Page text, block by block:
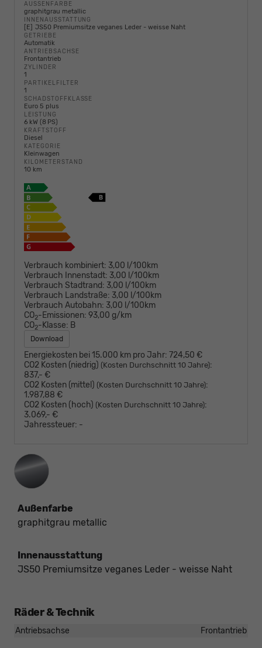
AUSSENFARBE
graphitgrau metallic
INNENAUSSTATTUNG
E JS50 Premiumsitze veganes Leder - weisse Naht
GETRIEBE
Automatik
ANTRIEBSACHSE
Frontantrieb
ZYLINDER
1
PARTIKELFILTER
1
SCHADSTOFFKLASSE
Euro 5 plus
LEISTUNG
6 kW (8 PS)
KRAFTSTOFF
Diesel
KATEGORIE
Kleinwagen
KILOMETERSTAND
10 km
Verbrauch kombiniert: 3,00 l/100km
Verbrauch Innenstadt: 3,00 l/100km
Verbrauch Stadtrand: 3,00 l/100km
Verbrauch Landstraße: 3,00 l/100km
Verbrauch Autobahn: 3,00 l/100km
CO2-Emissionen: 93,00 g/km
CO2-Klasse: B
Download
Energiekosten bei 15.000 km pro Jahr: 724,50 €
CO2 Kosten (niedrig) (Kosten Durchschnitt 10 Jahre):
837,- €
CO2 Kosten (mittel) (Kosten Durchschnitt 10 Jahre):
1.987,88 €
CO2 Kosten (hoch) (Kosten Durchschnitt 10 Jahre):
3.069,- €
Jahressteuer: -
Außenfarbe
graphitgrau metallic
Innenausstattung
JS50 Premiumsitze veganes Leder - weisse Naht
Räder & Technik
Antriebsachse Frontantrieb